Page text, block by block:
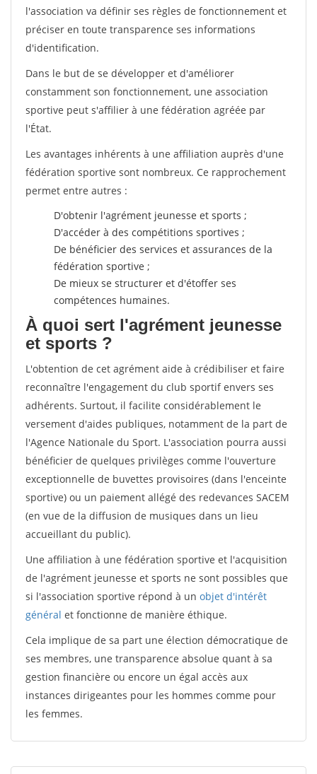
l'association va définir ses règles de fonctionnement et
préciser en toute transparence ses informations
d'identification.
Dans le but de se développer et d'améliorer
constamment son fonctionnement, une association
sportive peut s'affilier à une fédération agréée par
l'État.
Les avantages inhérents à une affiliation auprès d'une
fédération sportive sont nombreux. Ce rapprochement
permet entre autres :
D'obtenir l'agrément jeunesse et sports ;
D'accéder à des compétitions sportives ;
De bénéficier des services et assurances de la
fédération sportive ;
De mieux se structurer et d'étoffer ses
compétences humaines.
À quoi sert l'agrément jeunesse
et sports ?
L'obtention de cet agrément aide à crédibiliser et faire
reconnaître l'engagement du club sportif envers ses
adhérents. Surtout, il facilite considérablement le
versement d'aides publiques, notamment de la part de
l'Agence Nationale du Sport. L'association pourra aussi
bénéficier de quelques privilèges comme l'ouverture
exceptionnelle de buvettes provisoires (dans l'enceinte
sportive) ou un paiement allégé des redevances SACEM
(en vue de la diffusion de musiques dans un lieu
accueillant du public).
Une affiliation à une fédération sportive et l'acquisition
de l'agrément jeunesse et sports ne sont possibles que
si l'association sportive répond à un objet d'intérêt
général et fonctionne de manière éthique.
Cela implique de sa part une élection démocratique de
ses membres, une transparence absolue quant à sa
gestion financière ou encore un égal accès aux
instances dirigeantes pour les hommes comme pour
les femmes.